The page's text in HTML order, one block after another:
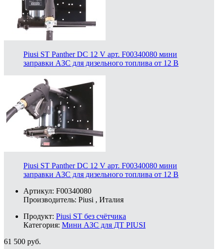
Piusi ST Panther DC 12 V арт. F00340080 мини
заправки АЗС для дизельного топлива от 12 В
Piusi ST Panther DC 12 V арт. F00340080 мини
заправки АЗС для дизельного топлива от 12 В
Артикул: F00340080
Производитель: Piusi , Италия
Продукт: Piusi ST без счётчика
Категория: Мини АЗС для ДТ PIUSI
61 500 руб.